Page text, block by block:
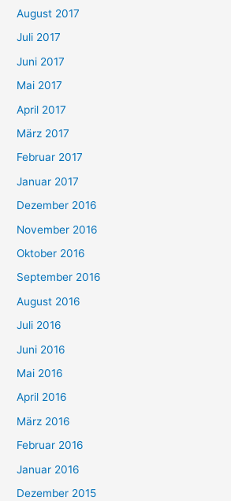
August 2017
Juli 2017
Juni 2017
Mai 2017
April 2017
März 2017
Februar 2017
Januar 2017
Dezember 2016
November 2016
Oktober 2016
September 2016
August 2016
Juli 2016
Juni 2016
Mai 2016
April 2016
März 2016
Februar 2016
Januar 2016
Dezember 2015